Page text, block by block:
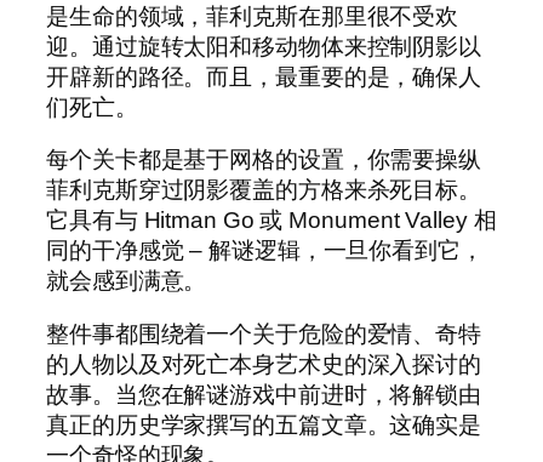
是生命的领域，菲利克斯在那里很不受欢
迎。通过旋转太阳和移动物体来控制阴影以
开辟新的路径。而且，最重要的是，确保人
们死亡。
每个关卡都是基于网格的设置，你需要操纵
菲利克斯穿过阴影覆盖的方格来杀死目标。
它具有与 Hitman Go 或 Monument Valley 相
同的干净感觉 – 解谜逻辑，一旦你看到它，
就会感到满意。
整件事都围绕着一个关于危险的爱情、奇特
的人物以及对死亡本身艺术史的深入探讨的
故事。当您在解谜游戏中前进时，将解锁由
真正的历史学家撰写的五篇文章。这确实是
一个奇怪的现象。